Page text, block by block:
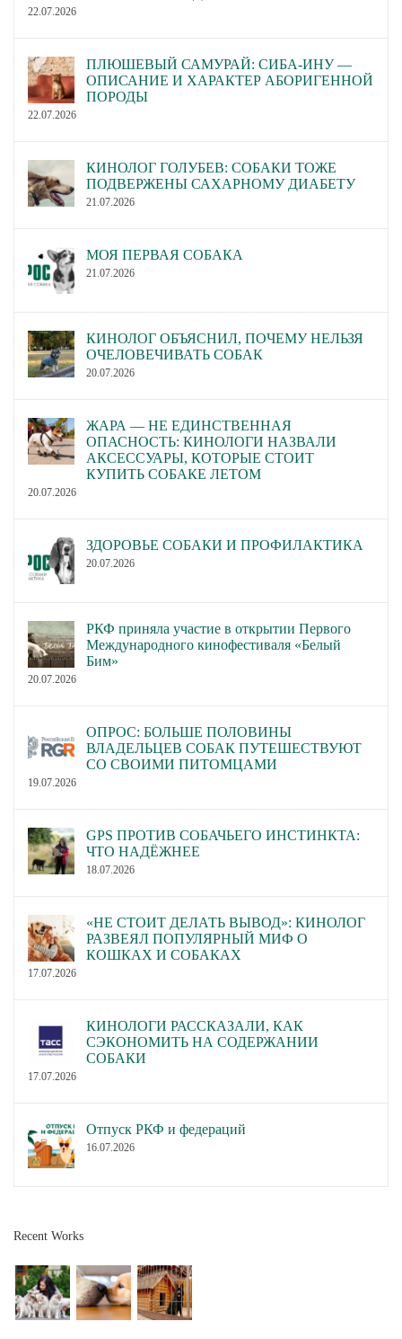
22.07.2026
ПЛЮШЕВЫЙ САМУРАЙ: СИБА-ИНУ —
ОПИСАНИЕ И ХАРАКТЕР АБОРИГЕННОЙ
ПОРОДЫ
22.07.2026
КИНОЛОГ ГОЛУБЕВ: СОБАКИ ТОЖЕ
ПОДВЕРЖЕНЫ САХАРНОМУ ДИАБЕТУ
21.07.2026
МОЯ ПЕРВАЯ СОБАКА
21.07.2026
КИНОЛОГ ОБЪЯСНИЛ, ПОЧЕМУ НЕЛЬЗЯ
ОЧЕЛОВЕЧИВАТЬ СОБАК
20.07.2026
ЖАРА — НЕ ЕДИНСТВЕННАЯ
ОПАСНОСТЬ: КИНОЛОГИ НАЗВАЛИ
АКСЕССУАРЫ, КОТОРЫЕ СТОИТ
КУПИТЬ СОБАКЕ ЛЕТОМ
20.07.2026
ЗДОРОВЬЕ СОБАКИ И ПРОФИЛАКТИКА
20.07.2026
РКФ приняла участие в открытии Первого
Международного кинофестиваля «Белый
Бим»
20.07.2026
ОПРОС: БОЛЬШЕ ПОЛОВИНЫ
ВЛАДЕЛЬЦЕВ СОБАК ПУТЕШЕСТВУЮТ
СО СВОИМИ ПИТОМЦАМИ
19.07.2026
GPS ПРОТИВ СОБАЧЬЕГО ИНСТИНКТА:
ЧТО НАДЁЖНЕЕ
18.07.2026
«НЕ СТОИТ ДЕЛАТЬ ВЫВОД»: КИНОЛОГ
РАЗВЕЯЛ ПОПУЛЯРНЫЙ МИФ О
КОШКАХ И СОБАКАХ
17.07.2026
КИНОЛОГИ РАССКАЗАЛИ, КАК
СЭКОНОМИТЬ НА СОДЕРЖАНИИ
СОБАКИ
17.07.2026
Отпуск РКФ и федераций
16.07.2026
Recent Works